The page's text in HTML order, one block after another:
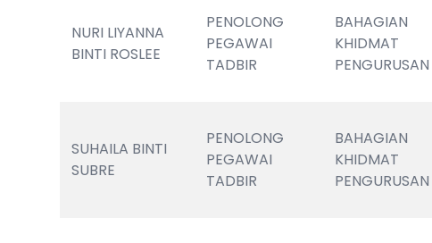
NURI LIYANNA
BINTI ROSLEE
PENOLONG
PEGAWAI
TADBIR
BAHAGIAN
KHIDMAT
PENGURUSAN
SUHAILA BINTI
SUBRE
PENOLONG
PEGAWAI
TADBIR
BAHAGIAN
KHIDMAT
PENGURUSAN